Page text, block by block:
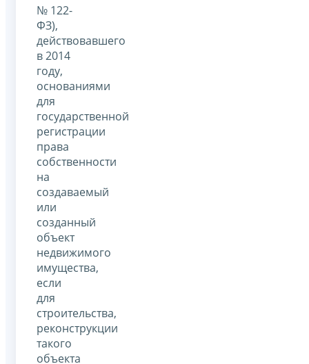
№ 122-
ФЗ),
действовавшего
в 2014
году,
основаниями
для
государственной
регистрации
права
собственности
на
создаваемый
или
созданный
объект
недвижимого
имущества,
если
для
строительства,
реконструкции
такого
объекта